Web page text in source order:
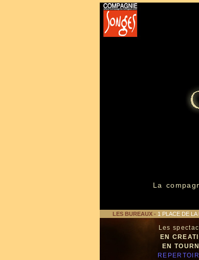
La
LES BUREAUX- 1 PLACE DE
Les
EN
EN